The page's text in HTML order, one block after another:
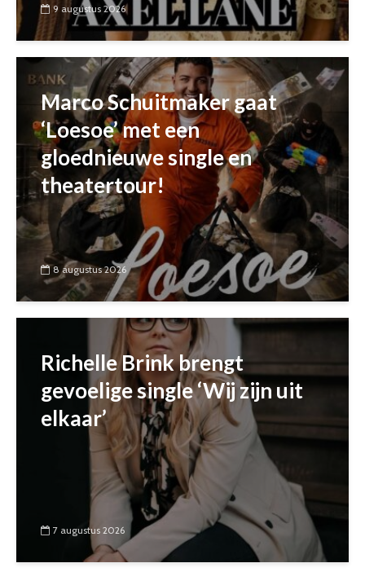
9 augustus 2026
Marco Schuitmaker gaat
‘Loesoe’ met een
gloednieuwe single en
theatertour!
8 augustus 2026
Richelle Brink brengt
gevoelige single ‘Wij zijn uit
elkaar’
7 augustus 2026